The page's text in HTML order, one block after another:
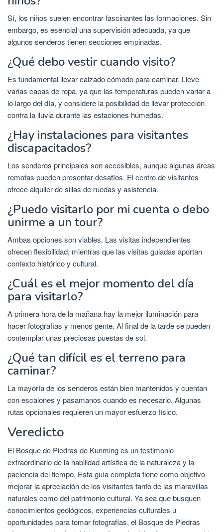
Sí, los niños suelen encontrar fascinantes las formaciones. Sin
embargo, es esencial una supervisión adecuada, ya que
algunos senderos tienen secciones empinadas.
¿Qué debo vestir cuando visito?
Es fundamental llevar calzado cómodo para caminar. Lleve
varias capas de ropa, ya que las temperaturas pueden variar a
lo largo del día, y considere la posibilidad de llevar protección
contra la lluvia durante las estaciones húmedas.
¿Hay instalaciones para visitantes
discapacitados?
Los senderos principales son accesibles, aunque algunas áreas
remotas pueden presentar desafíos. El centro de visitantes
ofrece alquiler de sillas de ruedas y asistencia.
¿Puedo visitarlo por mi cuenta o debo
unirme a un tour?
Ambas opciones son viables. Las visitas independientes
ofrecen flexibilidad, mientras que las visitas guiadas aportan
contexto histórico y cultural.
¿Cuál es el mejor momento del día
para visitarlo?
A primera hora de la mañana hay la mejor iluminación para
hacer fotografías y menos gente. Al final de la tarde se pueden
contemplar unas preciosas puestas de sol.
¿Qué tan difícil es el terreno para
caminar?
La mayoría de los senderos están bien mantenidos y cuentan
con escalones y pasamanos cuando es necesario. Algunas
rutas opcionales requieren un mayor esfuerzo físico.
Veredicto
El Bosque de Piedras de Kunming es un testimonio
extraordinario de la habilidad artística de la naturaleza y la
paciencia del tiempo. Esta guía completa tiene como objetivo
mejorar la apreciación de los visitantes tanto de las maravillas
naturales como del patrimonio cultural. Ya sea que busquen
conocimientos geológicos, experiencias culturales u
oportunidades para tomar fotografías, el Bosque de Piedras